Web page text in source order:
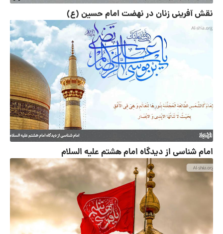
نقش آفرینی زنان در نهضت امام حسین (ع)
امام ‏شناسى از دیدگاه امام هشتم‏ علیه السلام